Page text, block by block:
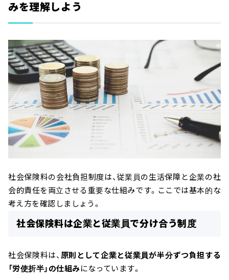
みを理解しよう
社会保険料の会社負担制度は、従業員の生活保障と企業の社
会的責任を両立させる重要な仕組みです。ここでは基本的な
考え方を確認しましょう。
社会保険料は企業と従業員で分け合う制度
社会保険料は、 原則として企業と従業員が半分ずつ負担する
「労使折半」の仕組みになっています。